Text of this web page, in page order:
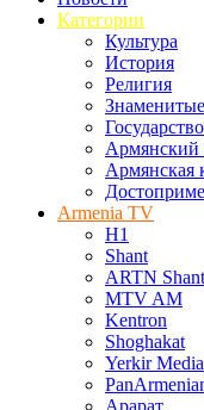
Категории
Культура
История
Религия
Государство
Армянская
Armenia TV
H1
Shant
ARTN Shant
MTV AM
Kentron
Shoghakat
Yerkir Media
Арарат